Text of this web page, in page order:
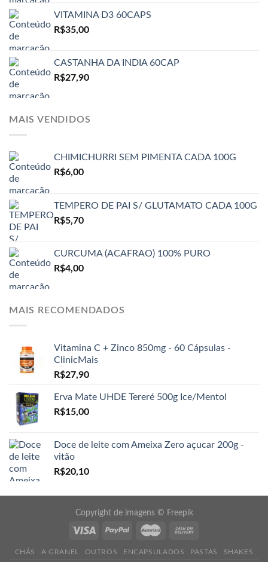
VITAMINA D3 60CAPS
R$35,00
CASTANHA DA INDIA 60CAP
R$27,90
MAIS VENDIDOS
CHIMICHURRI SEM PIMENTA CADA 100G
R$6,00
TEMPERO DE PAI S/ GLUTAMATO CADA 100G
R$5,70
CURCUMA (ACAFRAO) 100% PURO
R$4,00
MAIS RECOMENDADOS
Vitamina C + Zinco 850mg - 60 Cápsulas -
ClinicMais
R$27,90
Erva Mate UHDE Tereré 500g Ice/Mentol
R$15,00
Doce de leite com Ameixa Zero açucar 200g -
vitão
R$20,10
Copyright de imagens © Freepik
CHÁS A GRANEL OUTROS ENCAPSULADOS PASTAS SHAKES